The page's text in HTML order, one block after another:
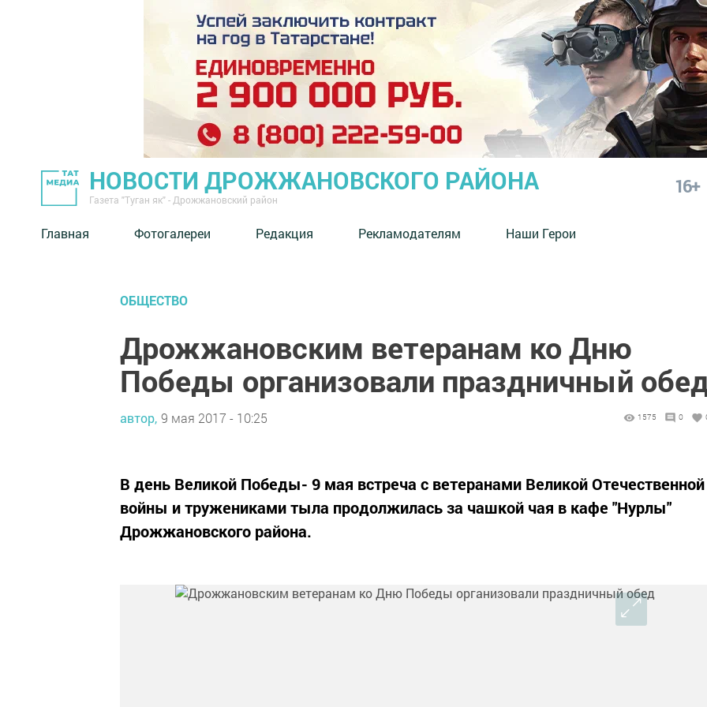
НОВОСТИ ДРОЖЖАНОВСКОГО РАЙОНА
Газета "Туган як" - Дрожжановский район
16+
Главная Фотогалереи Редакция Рекламодателям Наши Герои
ОБЩЕСТВО
Дрожжановским ветеранам ко Дню
Победы организовали праздничный
автор, 9 мая 2017 - 10:25 1575 0
В день Великой Победы- 9 мая встреча с ветеранами Великой Отечественной
войны и тружениками тыла продолжилась за чашкой чая в кафе "Нурлы"
Дрожжановского района.